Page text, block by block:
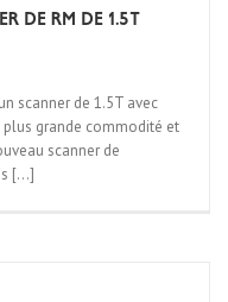
RM de 1.5T
scanner de 1.5T avec
grande commodité et
scanner de
[...]